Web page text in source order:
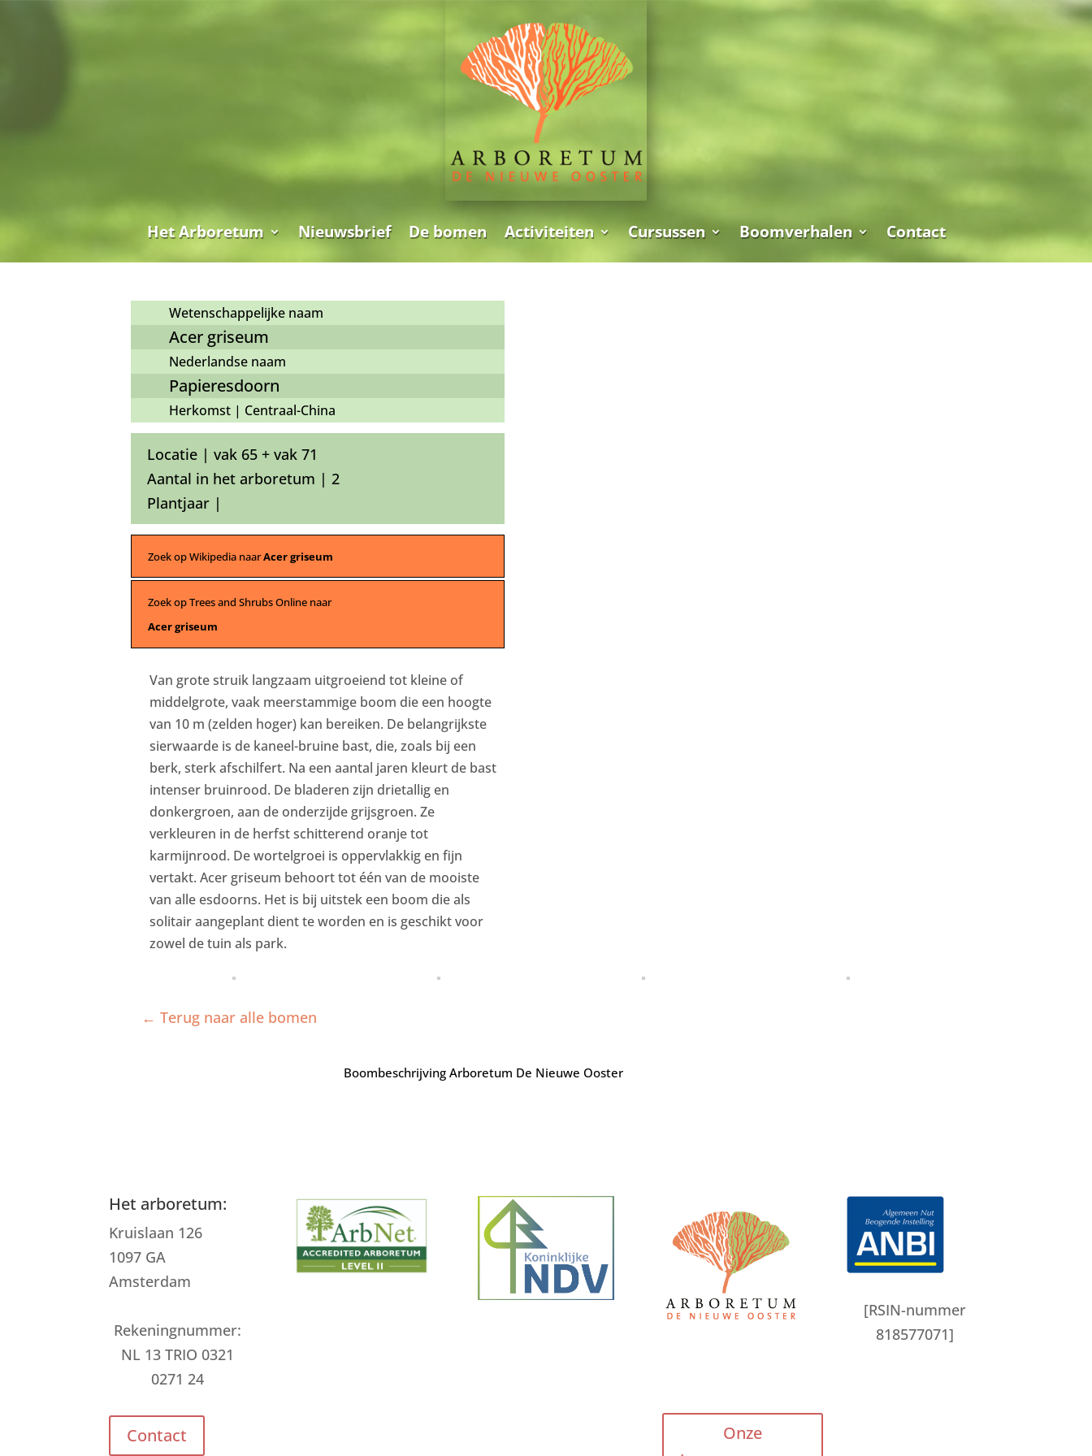
Het Arboretum Nieuwsbrief De bomen Activiteiten Cursussen Boomverhalen Contact
Wetenschappelijke naam
Acer griseum
Nederlandse naam
Papieresdoorn
Herkomst | Centraal-China
Locatie | vak 65 + vak 71
Aantal in het arboretum | 2
Plantjaar |
Zoek op Wikipedia naarAcer griseum
Zoek op Trees and Shrubs Online naar
Acer griseum
Van grote struik langzaam uitgroeiend tot kleine of
middelgrote, vaak meerstammige boom die een hoogte
van 10 m (zelden hoger) kan bereiken. De belangrijkste
sierwaarde is de kaneel-bruine bast, die, zoals bij een
berk, sterk afschilfert. Na een aantal jaren kleurt de bast
intenser bruinrood. De bladeren zijn drietallig en
donkergroen, aan de onderzijde grijsgroen. Ze
verkleuren in de herfst schitterend oranje tot
karmijnrood. De wortelgroei is oppervlakkig en fijn
vertakt. Acer griseum behoort tot één van de mooiste
van alle esdoorns. Het is bij uitstek een boom die als
solitair aangeplant dient te worden en is geschikt voor
zowel de tuin als park.
← Terug naar alle bomen
Boombeschrijving Arboretum De Nieuwe Ooster
Het arboretum:
Kruislaan 126
1097 GA
Amsterdam
Rekeningnummer:
NL 13 TRIO 0321
0271 24
Contact
Onze
[RSIN-nummer
818577071]